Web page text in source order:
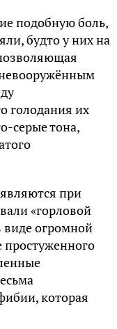
подобную боль,
будто у них на
голодания их
серые тона,
при
«горловой
виде огромной
которая